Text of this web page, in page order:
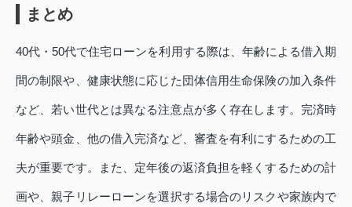
まとめ
40代・50代で住宅ローンを利用する際は、年齢による借入期
間の制限や、健康状態に応じた団体信用生命保険の加入条件
など、若い世代とは異なる注意点が多く存在します。完済時
年齢や頭金、他の借入完済など、審査を有利にするための工
夫が重要です。また、定年後の返済負担を軽くするための計
画や、親子リレーローンを選択する場合のリスクや家族内で